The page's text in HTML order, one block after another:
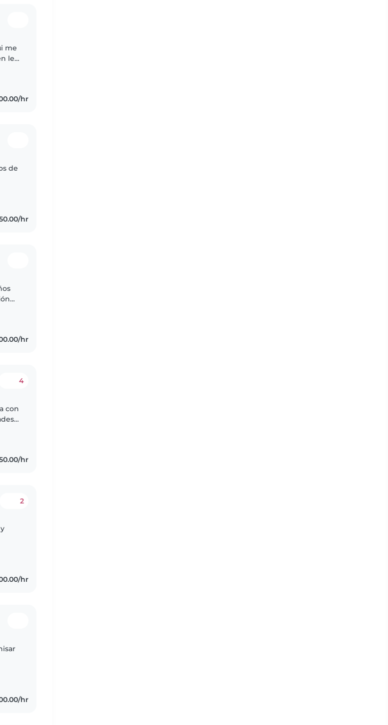
me
le
hr
de
hr
hr
4
con
hr
2
hr
hr